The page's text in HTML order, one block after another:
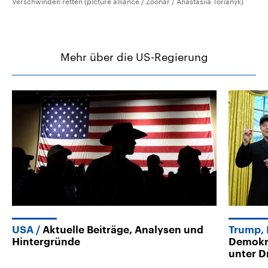
Mehr über die US-Regierung
USA
Aktuelle Beiträge, Analysen und
Hintergründe
Trump,
unter